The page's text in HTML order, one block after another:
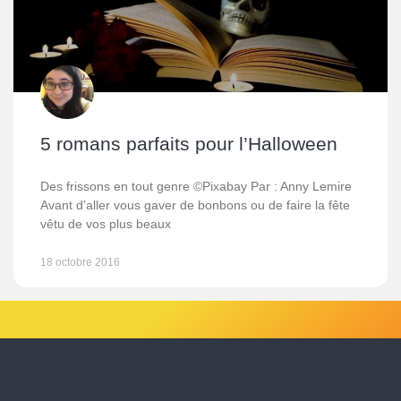
5 romans parfaits pour l’Halloween
Des frissons en tout genre ©Pixabay Par : Anny Lemire
Avant d’aller vous gaver de bonbons ou de faire la fête
vêtu de vos plus beaux
18 octobre 2016